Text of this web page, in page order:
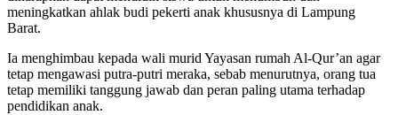
meningkatkan ahlak budi pekerti anak khususnya di Lampung
Barat.
Ia menghimbau kepada wali murid Yayasan rumah Al-Qur’an agar
tetap mengawasi putra-putri meraka, sebab menurutnya, orang tua
tetap memiliki tanggung jawab dan peran paling utama terhadap
pendidikan anak.